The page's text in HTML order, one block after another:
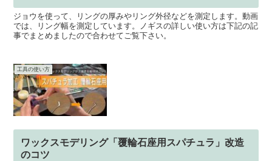
ジョウを使って、リングの厚みやリング外径などを測定します。動画
では、リング幅を測定しています。ノギスの詳しい使い方は下記の記
事でまとめましたので合わせてご覧下さい。
工具の使い方
ワックスモデリング「覆輪石座用スパチュラ」改造
のコツ